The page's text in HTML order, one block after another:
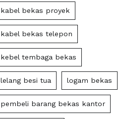
kabel bekas proyek
kabel bekas telepon
kebel tembaga bekas
lelang besi tua logam bekas
pembeli barang bekas kantor